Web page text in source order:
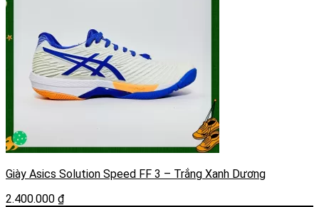
Giày Asics Solution Speed FF 3 – Trắng Xanh Dương
2.400.000 ₫